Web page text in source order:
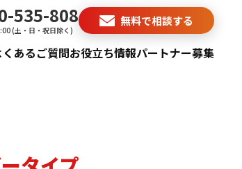
535-808
(土・日・祝日除く)
無料で相談する
くあるご質問お役立ち情報パートナー募集